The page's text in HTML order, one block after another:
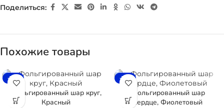
Поделиться:
Похожие товары
-17%
Фольгированный шар круг,
Красный
-17%
Фольгированный шар
сердце, Фиолетовый